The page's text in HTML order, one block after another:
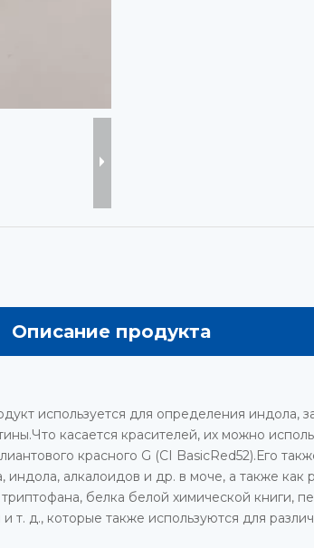
Описание продукта
используется для определения индола,
касается красителей, их можно
красного G (CI BasicRed52).Его
алкалоидов и др. в моче, а также как
белка белой химической книги,
д., которые также используются для